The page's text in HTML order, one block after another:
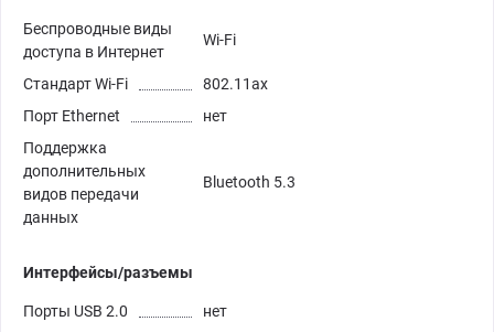
Беспроводные виды
доступа в Интернет
Wi-Fi
Стандарт Wi-Fi
802.11ax
Порт Ethernet
нет
Поддержка
дополнительных
видов передачи
данных
Bluetooth 5.3
Интерфейсы/разъемы
Порты USB 2.0
нет